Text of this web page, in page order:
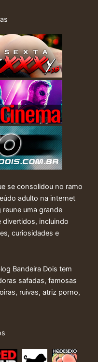
se consolidou no ramo
adulto na internet
reune uma grande
divertidos, incluindo
curiosidades e
Bandeira Dois tem
safadas, famosas
ruivas, atriz porno,